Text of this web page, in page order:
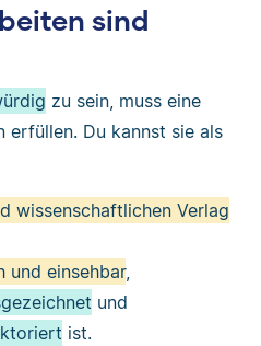
sind
zu sein, muss eine
erfüllen. Du kannst sie als
wissenschaftlichen Verlag
und einsehbar,
und
ist.